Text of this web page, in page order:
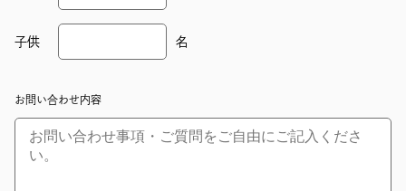
子供 名
お問い合わせ内容